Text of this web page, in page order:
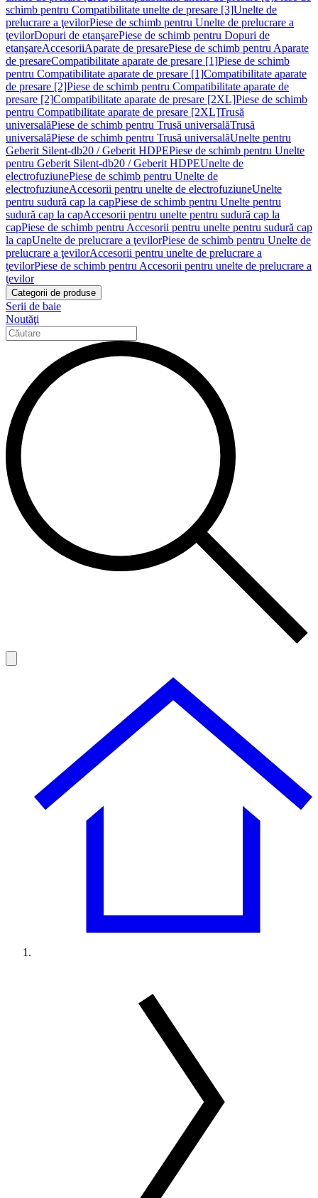
schimb pentru Compatibilitate unelte de presare [3]Unelte de
prelucrare a ţevilorPiese de schimb pentru Unelte de prelucrare a
ţevilorDopuri de etanşarePiese de schimb pentru Dopuri de
etanşareAccesoriiAparate de presarePiese de schimb pentru Aparate
de presareCompatibilitate aparate de presare [1]Piese de schimb
pentru Compatibilitate aparate de presare [1]Compatibilitate aparate
de presare [2]Piese de schimb pentru Compatibilitate aparate de
presare [2]Compatibilitate aparate de presare [2XL]Piese de schimb
pentru Compatibilitate aparate de presare [2XL]Trusă
universalăPiese de schimb pentru Trusă universalăTrusă
universalăPiese de schimb pentru Trusă universalăUnelte pentru
Geberit Silent-db20 / Geberit HDPEPiese de schimb pentru Unelte
pentru Geberit Silent-db20 / Geberit HDPEUnelte de
electrofuziunePiese de schimb pentru Unelte de
electrofuziuneAccesorii pentru unelte de electrofuziuneUnelte
pentru sudură cap la capPiese de schimb pentru Unelte pentru
sudură cap la capAccesorii pentru unelte pentru sudură cap la
capPiese de schimb pentru Accesorii pentru unelte pentru sudură cap
la capUnelte de prelucrare a ţevilorPiese de schimb pentru Unelte de
prelucrare a ţevilorAccesorii pentru unelte de prelucrare a
ţevilorPiese de schimb pentru Accesorii pentru unelte de prelucrare a
ţevilor
Categorii de produse
Serii de baie
Noutăţi